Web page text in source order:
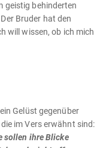
geistig behinderten
Bruder hat den
will wissen, ob ich mich
Gelüst gegenüber
im Vers erwähnt sind:
sollen ihre Blicke